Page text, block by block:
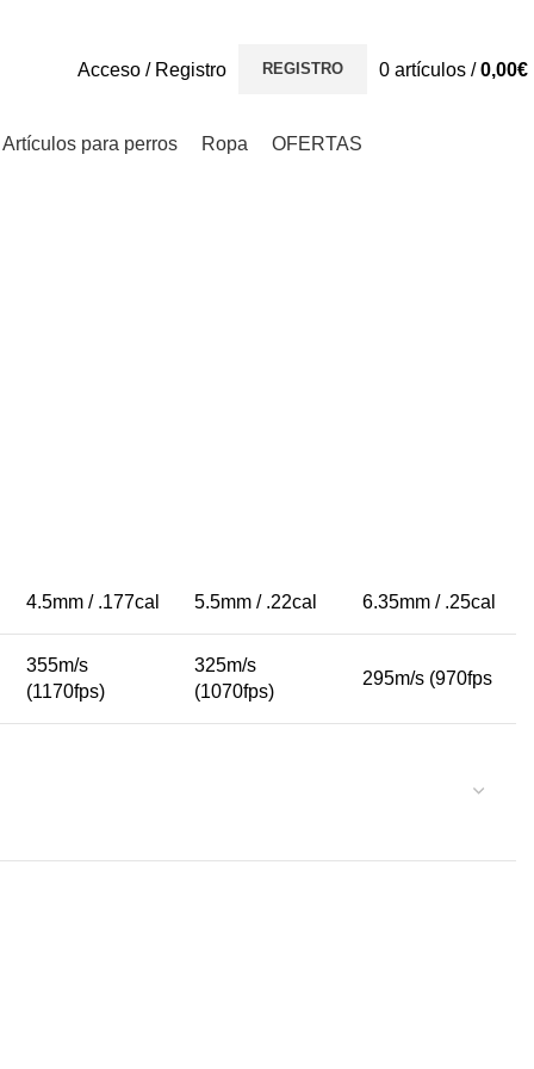
Acceso / Registro REGISTRO 0 artículos / 0,00€
Artículos para perros Ropa OFERTAS
4.5mm / .177cal 5.5mm / .22cal 6.35mm / .25cal
355m/s
(1170fps)
325m/s
(1070fps)
295m/s (970fps